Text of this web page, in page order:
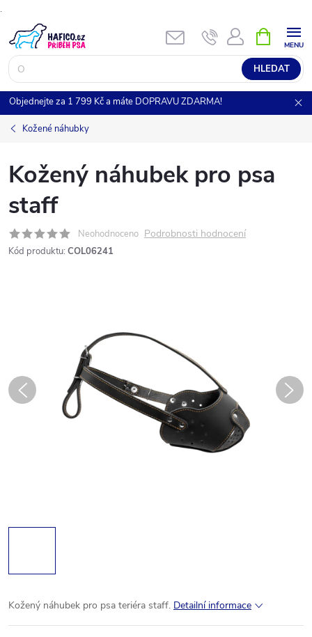
.
na
obsah
HLEDAT
NÁKUPNÍ
KOŠÍK
Objednejte za 1 799 Kč a máte DOPRAVU ZDARMA!
Kožené náhubky
Kožený náhubek pro psa
staff
Neohodnoceno Podrobnosti hodnocení
Kód produktu: COL06241
Kožený náhubek pro psa teriéra staff. Detailní informace